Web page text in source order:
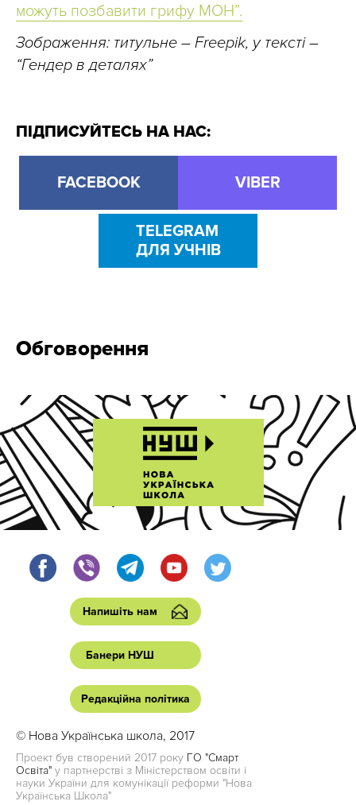
можуть позбавити грифу МОН”.
Зображення: титульне – Freepik, у тексті –
“Гендер в деталях”
ПІДПИСУЙТЕСЬ НА НАС:
FACEBOOK VIBER
TELEGRAM
ДЛЯ УЧНІВ
Обговорення
Напишіть нам
Банери НУШ
Редакційна політика
© Нова Українська школа, 2017
Проект був створений 2017 року ГО "Смарт
Освіта" у партнерстві з Міністерством освіти і
науки України для комунікації реформи "Нова
Українська Школа"